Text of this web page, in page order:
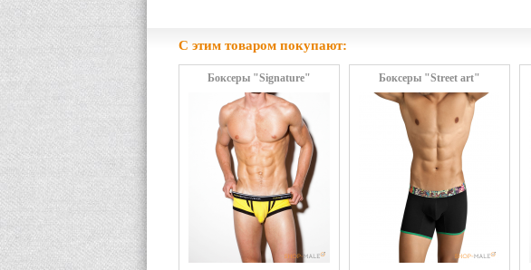
С этим товаром покупают:
Боксеры "Signature" Боксеры "Street art"